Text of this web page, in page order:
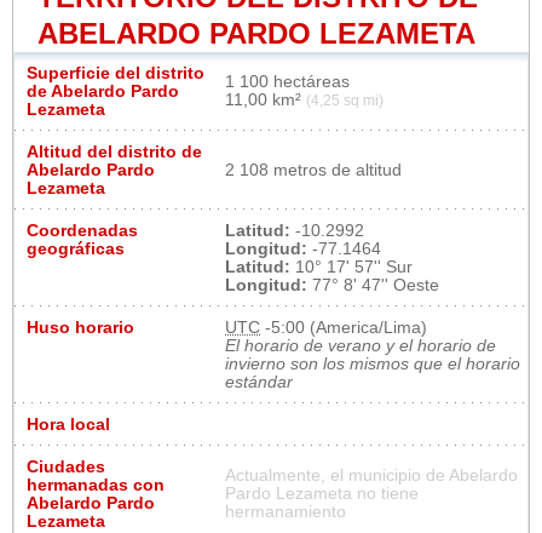
ABELARDO PARDO LEZAMETA
Superficie del distrito
de Abelardo Pardo
Lezameta
1 100 hectáreas
11,00 km² (4,25 sq mi)
Altitud del distrito de
Abelardo Pardo
Lezameta
2 108 metros de altitud
Coordenadas
geográficas
Latitud: -10.2992
Longitud: -77.1464
Latitud: 10° 17' 57'' Sur
Longitud: 77° 8' 47'' Oeste
Huso horario UTC -5:00 (America/Lima)
El horario de verano y el horario de
invierno son los mismos que el horario
estándar
Hora local
Ciudades
hermanadas con
Abelardo Pardo
Lezameta
Actualmente, el municipio de Abelardo
Pardo Lezameta no tiene
hermanamiento